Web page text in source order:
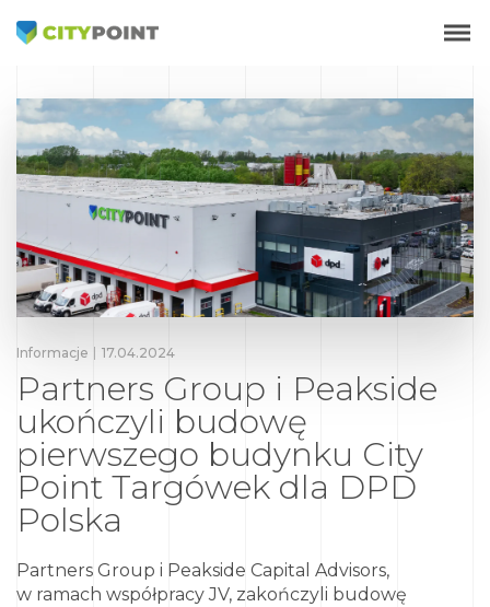
Informacje 17.04.2024
Partners Group i Peakside
ukończyli budowę
pierwszego budynku City
Point Targówek dla DPD
Polska
Partners Group i Peakside Capital Advisors,
w ramach współpracy JV, zakończyli budowę